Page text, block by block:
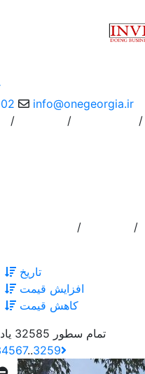
info@onegeorgia.ir
/ /
/
/ /
تاریخ
افزایش قیمت
کاهش قیمت
تمام سطور 32585 یاداشت
4567..3259